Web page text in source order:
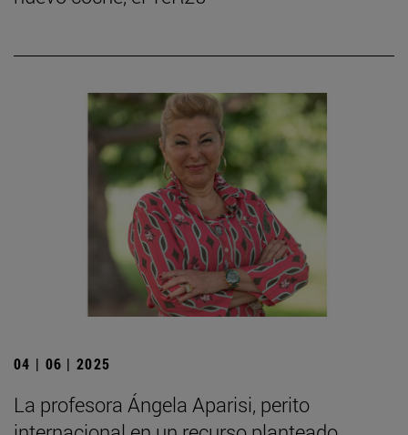
04 | 06 | 2025
La profesora Ángela Aparisi, perito